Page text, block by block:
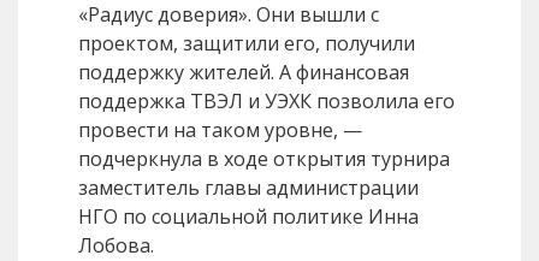
«Радиус доверия». Они вышли с
проектом, защитили его, получили
поддержку жителей. А финансовая
поддержка ТВЭЛ и УЭХК позволила его
провести на таком уровне, —
подчеркнула в ходе открытия турнира
заместитель главы администрации
НГО по социальной политике Инна
Лобова.